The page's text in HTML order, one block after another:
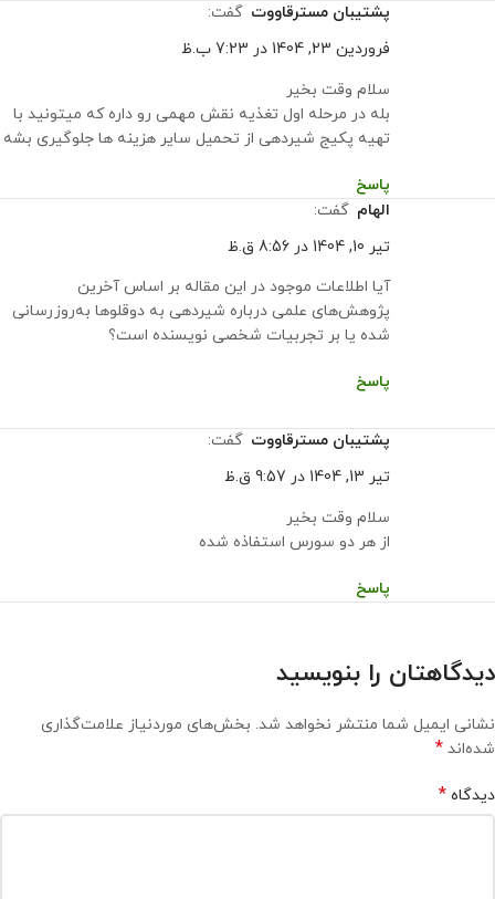
پشتیبان مسترقاووت گفت:
فروردین 23, 1404 در 7:23 ب.ظ
سلام وقت بخیر
بله در مرحله اول تغذیه نقش مهمی رو داره که میتونید با
تهیه پکیج شیردهی از تحمیل سایر هزینه ها جلوگیری بشه
پاسخ
الهام گفت:
تیر 10, 1404 در 8:56 ق.ظ
آیا اطلاعات موجود در این مقاله بر اساس آخرین
پژوهش‌های علمی درباره شیردهی به دوقلوها به‌روزرسانی
شده یا بر تجربیات شخصی نویسنده است؟
پاسخ
پشتیبان مسترقاووت گفت:
تیر 13, 1404 در 9:57 ق.ظ
سلام وقت بخیر
از هر دو سورس استفاذه شده
پاسخ
دیدگاهتان را بنویسید
نشانی ایمیل شما منتشر نخواهد شد. بخش‌های موردنیاز علامت‌گذاری
شده‌اند *
دیدگاه *